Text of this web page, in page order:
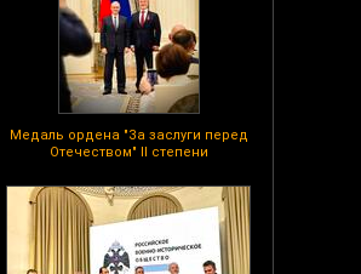
Медаль ордена "За заслуги перед
Отечеством" II степени